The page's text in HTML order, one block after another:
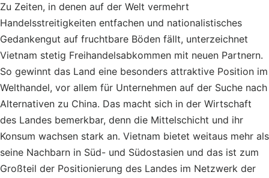
Zu Zeiten, in denen auf der Welt vermehrt
Handelsstreitigkeiten entfachen und nationalistisches
Gedankengut auf fruchtbare Böden fällt, unterzeichnet
Vietnam stetig Freihandelsabkommen mit neuen Partnern.
So gewinnt das Land eine besonders attraktive Position im
Welthandel, vor allem für Unternehmen auf der Suche nach
Alternativen zu China. Das macht sich in der Wirtschaft
des Landes bemerkbar, denn die Mittelschicht und ihr
Konsum wachsen stark an. Vietnam bietet weitaus mehr als
seine Nachbarn in Süd- und Südostasien und das ist zum
Großteil der Positionierung des Landes im Netzwerk der